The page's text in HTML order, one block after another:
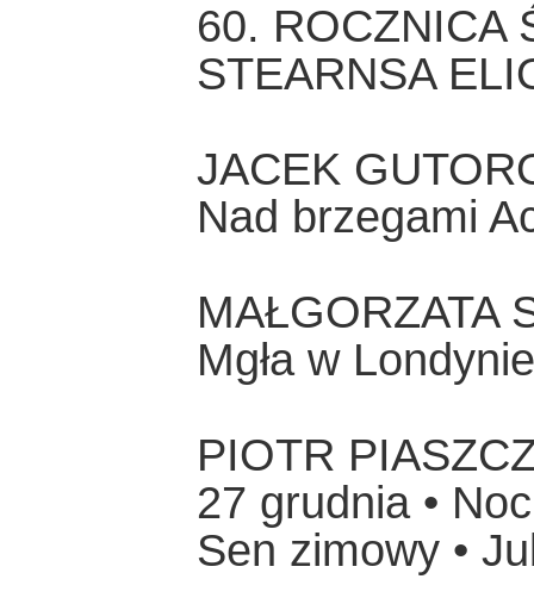
60. ROCZNICA
STEARNSA
JACEK
Nad brzegami
MAŁGORZATA
Mgła w
PIOTR
27 grudnia •
Sen zimowy •